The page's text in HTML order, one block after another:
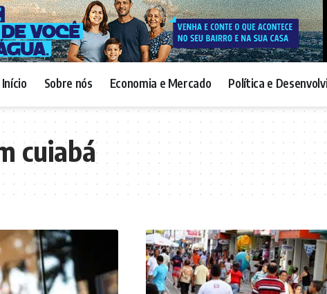
Início Sobre nós Economia e Mercado Política e
cuiabá